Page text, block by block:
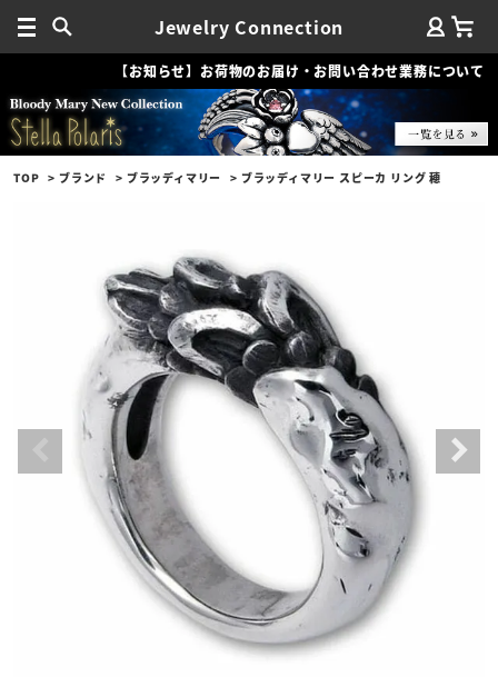
Jewelry Connection
【お知らせ】お荷物のお届け・お問い合わせ業務について
TOP ブランド ブラッディマリー ブラッディマリー スピーカ リング 穂